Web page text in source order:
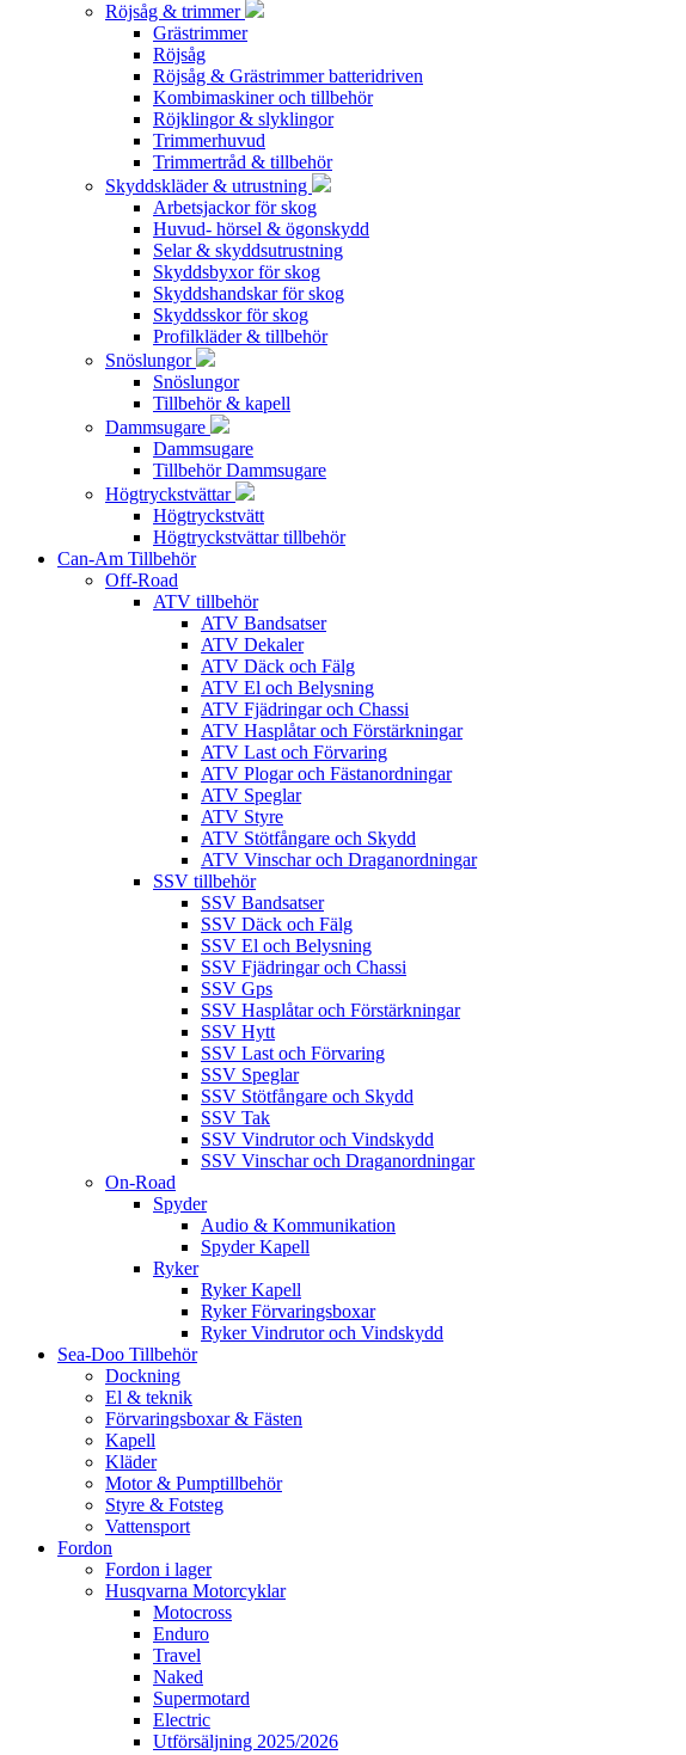
Röjsåg & trimmer
Grästrimmer
Röjsåg
Röjsåg & Grästrimmer batteridriven
Kombimaskiner och tillbehör
Röjklingor & slyklingor
Trimmerhuvud
Trimmertråd & tillbehör
Skyddskläder & utrustning
Arbetsjackor för skog
Huvud- hörsel & ögonskydd
Selar & skyddsutrustning
Skyddsbyxor för skog
Skyddshandskar för skog
Skyddsskor för skog
Profilkläder & tillbehör
Snöslungor
Snöslungor
Tillbehör & kapell
Dammsugare
Dammsugare
Tillbehör Dammsugare
Högtryckstvättar
Högtryckstvätt
Högtryckstvättar tillbehör
Can-Am Tillbehör
Off-Road
ATV tillbehör
ATV Bandsatser
ATV Dekaler
ATV Däck och Fälg
ATV El och Belysning
ATV Fjädringar och Chassi
ATV Hasplåtar och Förstärkningar
ATV Last och Förvaring
ATV Plogar och Fästanordningar
ATV Speglar
ATV Styre
ATV Stötfångare och Skydd
ATV Vinschar och Draganordningar
SSV tillbehör
SSV Bandsatser
SSV Däck och Fälg
SSV El och Belysning
SSV Fjädringar och Chassi
SSV Gps
SSV Hasplåtar och Förstärkningar
SSV Hytt
SSV Last och Förvaring
SSV Speglar
SSV Stötfångare och Skydd
SSV Tak
SSV Vindrutor och Vindskydd
SSV Vinschar och Draganordningar
On-Road
Spyder
Audio & Kommunikation
Spyder Kapell
Ryker
Ryker Kapell
Ryker Förvaringsboxar
Ryker Vindrutor och Vindskydd
Sea-Doo Tillbehör
Dockning
El & teknik
Förvaringsboxar & Fästen
Kapell
Kläder
Motor & Pumptillbehör
Styre & Fotsteg
Vattensport
Fordon
Fordon i lager
Husqvarna Motorcyklar
Motocross
Enduro
Travel
Naked
Supermotard
Electric
Utförsäljning 2025/2026